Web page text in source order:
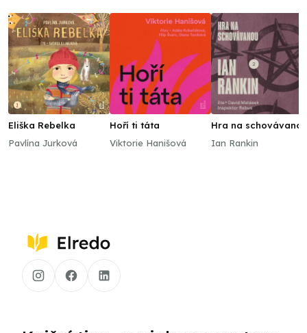
Eliška Rebelka
Pavlína Jurková
Hoří ti táta
Viktorie Hanišová
Hra na schovávanou
Ian Rankin